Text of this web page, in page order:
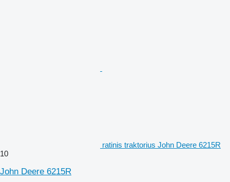
ratinis traktorius John Deere 6215R
10
John Deere 6215R